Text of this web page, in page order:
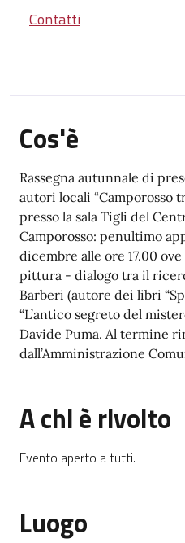
Contatti
Cos'è
Rassegna autunnale di
autori locali “Camporosso
presso la sala Tigli del
Camporosso: penultimo
dicembre alle ore 17.00
pittura - dialogo tra il
Barberi (autore dei libri
“L’antico segreto del
Davide Puma. Al termine
dall’Amministrazione
A chi è rivolto
Evento aperto a tutti.
Luogo